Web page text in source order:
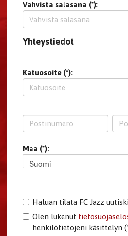
Vahvista salasana (*):
Yhteystiedot
Katuosoite (*):
Maa (*):
Suomi
Haluan tilata FC Jazz
Olen lukenut
henkilötietojeni käsittelyn